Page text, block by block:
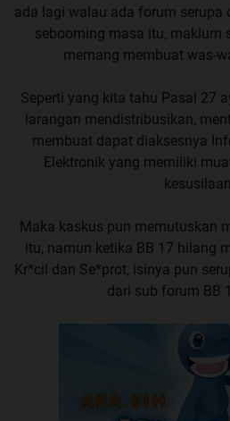
ada lagi walau ada forum serupa
sebooming masa itu, maklum
memang membuat was-
Seperti yang kita tahu Pasal 27
larangan mendistribusikan,
membuat dapat diaksesnya
Elektronik yang memiliki
kesusilaan.
Maka kaskus pun memutuskan
itu, namun ketika BB 17 hilang
Kr*cil dan Se*prot, isinya pun
dari sub forum BB